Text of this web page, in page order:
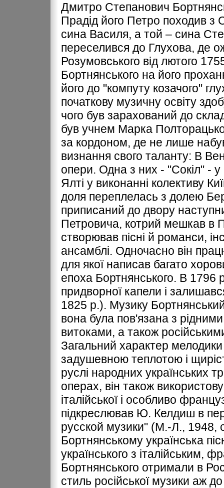
Дмитро Степанович
Прадід його Петро походив з
сина Василя, а той – сина
переселився до Глухова, де
Розумовського від лютого
Бортнянського на його
його до "компуту козачого"
початкову музичну освіту
чого був зарахований до
був учнем Марка
за кордоном, де не лише
визнання свого таланту: В
опери. Одна з них - "Сокіл" -
Ялті у виконанні колективу
доля переплелась з долею
приписаний до двору
Петровича, котрий мешкав в
створював пісні й романси,
ансамблі. Одночасно він
для якої написав багато
епоха Бортнянського. В 1796
придворної капели і
1825 р.). Музику
вона була пов'язана з
витоками, а також
Загальний характер мелодики
задушевною теплотою і
руслі народних українських
операх, він також
італійської і особливо
підкреслював Ю. Келдиш в
русской музики" (М.-Л., 1948,
Бортнянському українська
українського з італійським,
Бортнянського отримали в
стиль російської музики аж